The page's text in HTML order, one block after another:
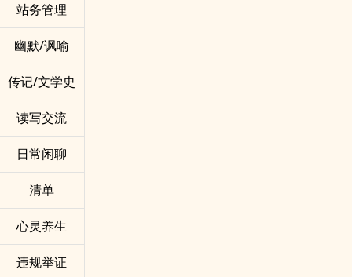
站务管理
幽默/讽喻
传记/文学史
读写交流
日常闲聊
清单
心灵养生
违规举证